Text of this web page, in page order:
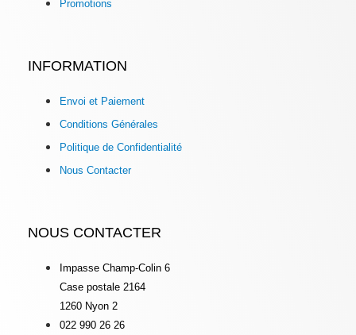
Promotions
INFORMATION
Envoi et Paiement
Conditions Générales
Politique de Confidentialité
Nous Contacter
NOUS CONTACTER
Impasse Champ-Colin 6
Case postale 2164
1260 Nyon 2
022 990 26 26